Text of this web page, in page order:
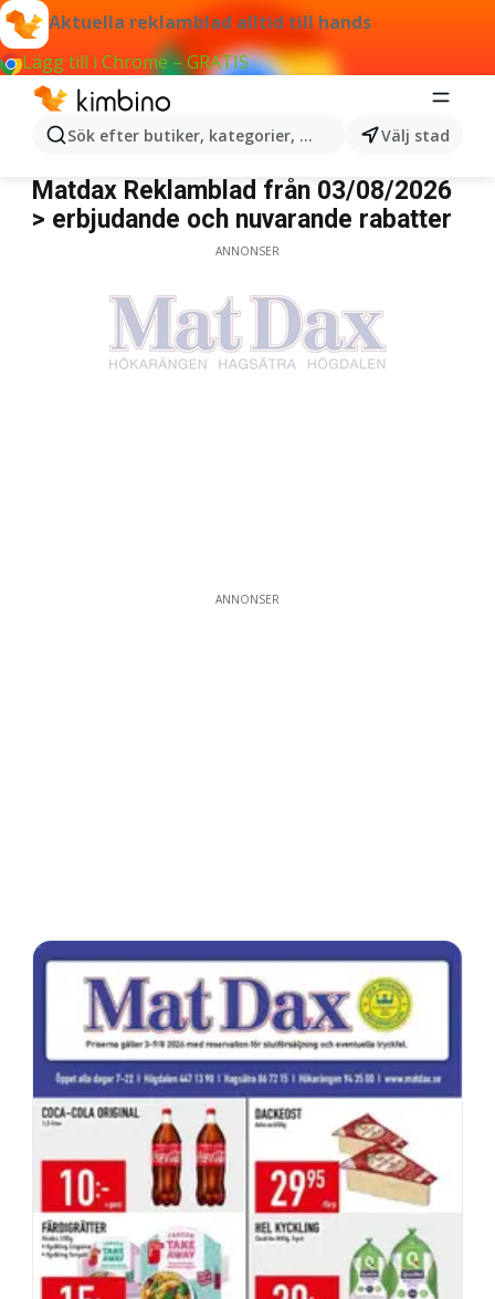
Aktuella reklamblad alltid till hands
Lägg till i Chrome – GRATIS
Sök efter butiker, kategorier, produkter...Välj stad
Matdax
Matdax Reklamblad från 03/08/2026
> erbjudande och nuvarande rabatter
ANNONSER
ANNONSER